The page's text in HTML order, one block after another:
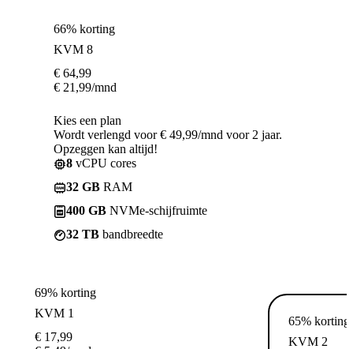
66% korting
KVM 8
€ 64,99
€ 21,99/mnd
Kies een plan
Wordt verlengd voor € 49,99/mnd voor 2 jaar.
Opzeggen kan altijd!
8 vCPU cores
32 GB RAM
400 GB NVMe-schijfruimte
32 TB bandbreedte
69% korting
KVM 1
€ 17,99
65% korting
KVM 2